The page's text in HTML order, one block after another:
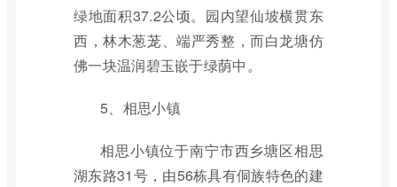
绿地面积37.2公顷。园内望仙坡横贯东
西，林木葱茏、端严秀整，而白龙塘仿
佛一块温润碧玉嵌于绿荫中。
5、相思小镇
相思小镇位于南宁市西乡塘区相思
湖东路31号，由56栋具有侗族特色的建